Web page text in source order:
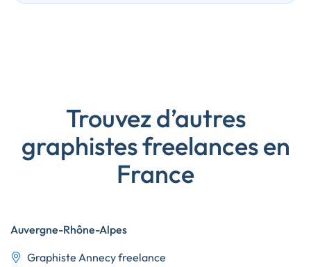
Trouvez d’autres
graphistes freelances en
France
Auvergne-Rhône-Alpes
Graphiste Annecy freelance